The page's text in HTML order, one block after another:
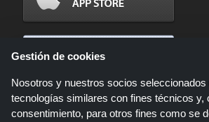
Gestión de cookies
Nosotros y nuestros socios
tecnologías similares con fines técnicos y,
consentimiento, para otros fines como se